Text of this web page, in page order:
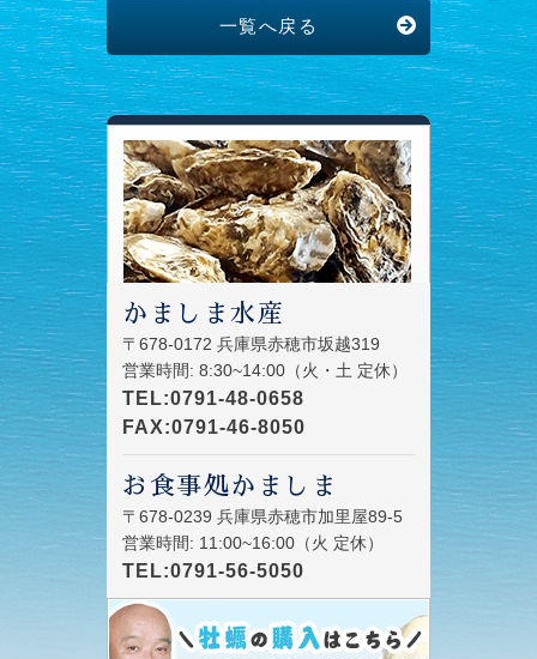
一覧へ戻る
かましま水産
〒678-0172 兵庫県赤穂市坂越319
営業時間: 8:30~14:00（火・土 定休）
TEL:0791-48-0658
FAX:0791-46-8050
お食事処かましま
〒678-0239 兵庫県赤穂市加里屋89-5
営業時間: 11:00~16:00（火 定休）
TEL:0791-56-5050